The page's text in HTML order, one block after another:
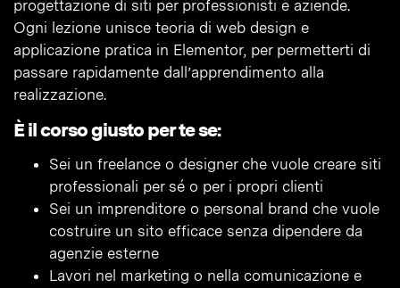
progettazione di siti per professionisti e aziende.
Ogni lezione unisce teoria di web design e
applicazione pratica in Elementor, per permetterti di
passare rapidamente dall’apprendimento alla
realizzazione.
È il corso giusto per te se:
Sei un freelance o designer che vuole creare siti
professionali per sé o per i propri clienti
Sei un imprenditore o personal brand che vuole
costruire un sito efficace senza dipendere da
agenzie esterne
Lavori nel marketing o nella comunicazione e